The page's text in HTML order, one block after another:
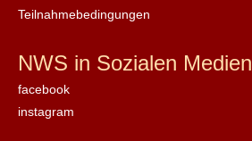
Teilnahmebedingungen
NWS in Sozialen Medien
facebook
instagram